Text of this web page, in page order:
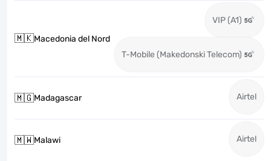
🇲🇰Macedonia del Nord
VIP (A1)
T-Mobile (Makedonski Telecom)
🇲🇬Madagascar Airtel
🇲🇼Malawi Airtel